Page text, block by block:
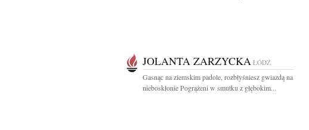
JOLANTA ZARZYCKA ŁÓDŹ
Gasnąc na ziemskim padole, rozbłyśniesz gwiazdą na
nieboskłonie Pogrążeni w smutku z głębokim...